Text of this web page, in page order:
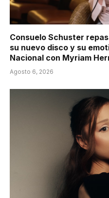
Consuelo Schuster
su nuevo disco y su
Nacional con Myriam
Agosto 6, 2026